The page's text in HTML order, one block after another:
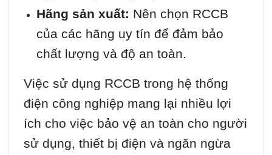
Hãng sản xuất: Nên chọn RCCB
của các hãng uy tín để đảm bảo
chất lượng và độ an toàn.
Việc sử dụng RCCB trong hệ thống
điện công nghiệp mang lại nhiều lợi
ích cho việc bảo vệ an toàn cho người
sử dụng, thiết bị điện và ngăn ngừa